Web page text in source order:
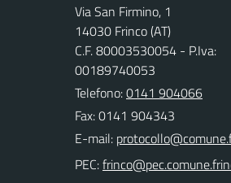
Via San Firmino, 1
14030 Frinco (AT)
C.F. 80003530054 - P.Iva:
00189740053
Telefono:0141 904066
Fax: 0141 904343
E-mail:
PEC: